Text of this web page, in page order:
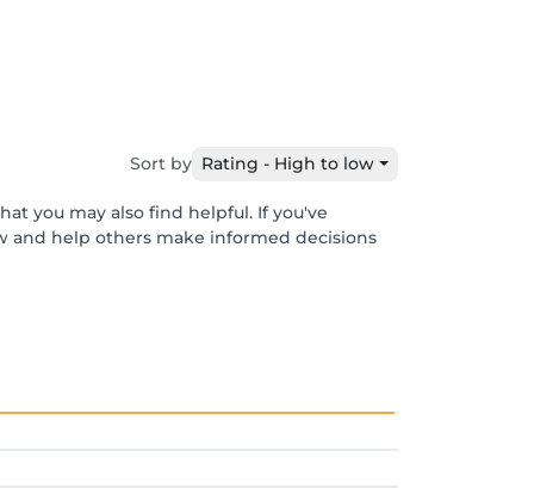
Sort by Rating - High to low
you may also find helpful. If you've
and help others make informed decisions